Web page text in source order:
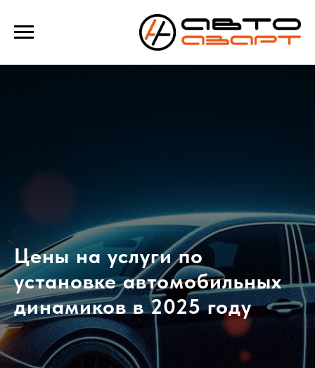
Цены на услуги по
установке автомобильных
динамиков в 2025 году